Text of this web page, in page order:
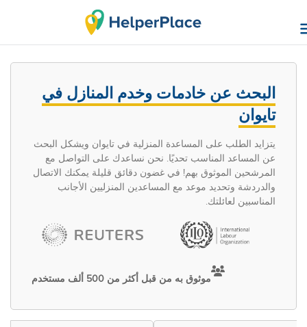
البحث عن خادمات وخدم المنازل في
تايوان
يتزايد الطلب على المساعدة المنزلية في تايوان ويشكل البحث
عن المساعد المناسب تحديًا. نحن نساعدك على التواصل مع
المرشحين الموثوق بهم! في غضون دقائق قليلة يمكنك الاتصال
والدردشة وتحديد موعد مع المساعدين المنزليين الأجانب
المناسبين لعائلتك.
موثوق به من قبل أكثر من 500 ألف مستخدم